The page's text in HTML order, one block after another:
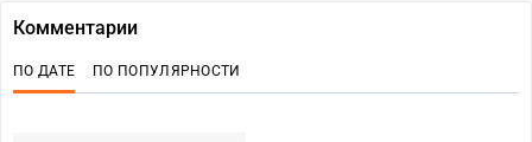
Комментарии
ПО ДАТЕ ПО ПОПУЛЯРНОСТИ